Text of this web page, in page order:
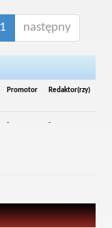
1 następny
Promotor Redaktor(rzy)
- -